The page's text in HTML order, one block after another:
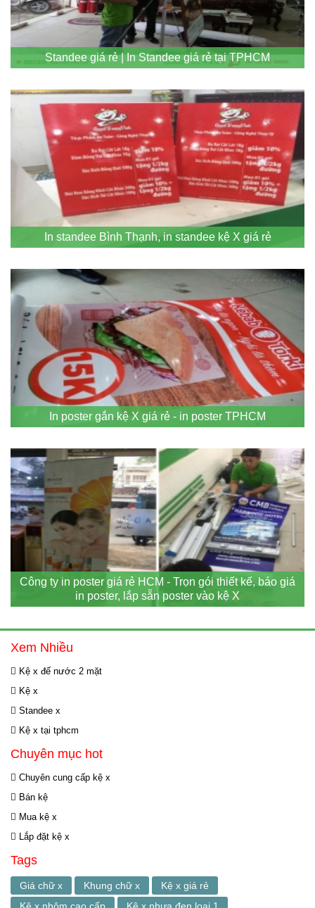
Standee giá rẻ | In Standee giá rẻ tại TPHCM
In standee Bình Thạnh, in standee kệ X giá rẻ
In poster gắn kệ X giá rẻ - in poster TPHCM
Công ty in poster giá rẻ HCM - Trọn gói thiết kế, báo giá
in poster, lắp sẵn poster vào kệ X
Xem Nhiều
Kệ x đế nước 2 mặt
Kệ x
Standee x
Kệ x tại tphcm
Chuyên mục hot
Chuyên cung cấp kệ x
Bán kệ
Mua kệ x
Lắp đặt kệ x
Tags
Giá chữ x Khung chữ x
Kệ x giá rẻ